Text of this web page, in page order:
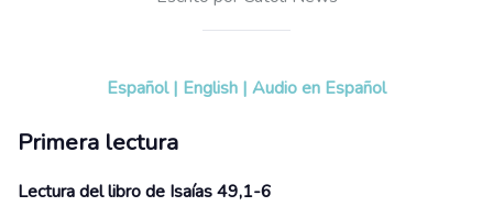
Español | English | Audio en Español
Primera lectura
Lectura del libro de Isaías 49,1-6